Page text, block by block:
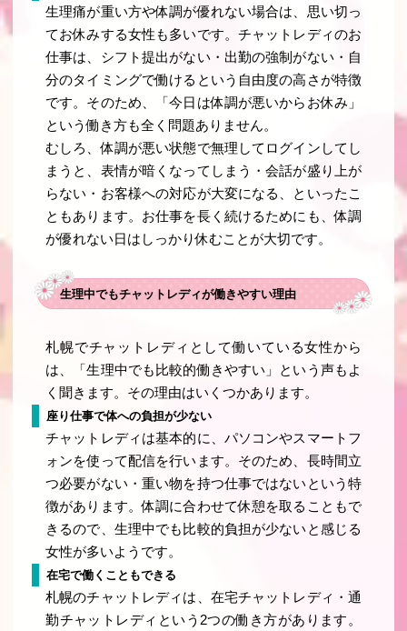
生理痛が重い方や体調が優れない場合は、思い切っ
てお休みする女性も多いです。チャットレディのお
仕事は、シフト提出がない・出勤の強制がない・自
分のタイミングで働けるという自由度の高さが特徴
です。そのため、「今日は体調が悪いからお休み」
という働き方も全く問題ありません。
むしろ、体調が悪い状態で無理してログインしてし
まうと、表情が暗くなってしまう・会話が盛り上が
らない・お客様への対応が大変になる、といったこ
ともあります。お仕事を長く続けるためにも、体調
が優れない日はしっかり休むことが大切です。
生理中でもチャットレディが働きやすい理由
札幌でチャットレディとして働いている女性から
は、「生理中でも比較的働きやすい」という声もよ
く聞きます。その理由はいくつかあります。
座り仕事で体への負担が少ない
チャットレディは基本的に、パソコンやスマートフ
ォンを使って配信を行います。そのため、長時間立
つ必要がない・重い物を持つ仕事ではないという特
徴があります。体調に合わせて休憩を取ることもで
きるので、生理中でも比較的負担が少ないと感じる
女性が多いようです。
在宅で働くこともできる
札幌のチャットレディは、在宅チャットレディ・通
勤チャットレディという2つの働き方があります。